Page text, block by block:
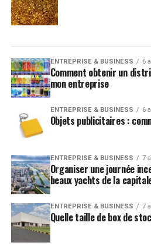
ENTREPRISE & BUSINESS 6
Comment obtenir un
mon entreprise
ENTREPRISE & BUSINESS 6
Objets publicitaires :
ENTREPRISE & BUSINESS 7
Organiser une journée
beaux yachts de la
ENTREPRISE & BUSINESS 7
Quelle taille de box de